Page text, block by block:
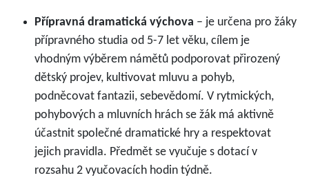
Přípravná dramatická výchova – je určena pro žáky
přípravného studia od 5-7 let věku, cílem je
vhodným výběrem námětů podporovat přirozený
dětský projev, kultivovat mluvu a pohyb,
podněcovat fantazii, sebevědomí. V rytmických,
pohybových a mluvních hrách se žák má aktivně
účastnit společné dramatické hry a respektovat
jejich pravidla. Předmět se vyučuje s dotací v
rozsahu 2 vyučovacích hodin týdně.